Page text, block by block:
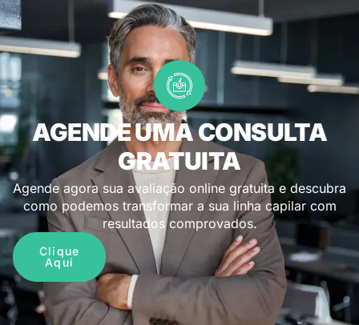
AGENDE UMA CONSULTA
GRATUITA
Agende agora sua avaliação online gratuita e descubra
como podemos transformar a sua linha capilar com
resultados comprovados.
Clique
Aqui